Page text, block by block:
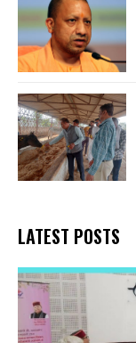
LATEST POSTS